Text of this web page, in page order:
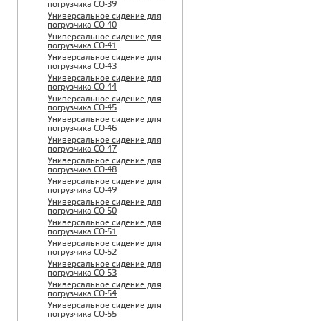
погрузчика CO-39
Универсальное сидение для
погрузчика CO-40
Универсальное сидение для
погрузчика CO-41
Универсальное сидение для
погрузчика CO-43
Универсальное сидение для
погрузчика CO-44
Универсальное сидение для
погрузчика CO-45
Универсальное сидение для
погрузчика CO-46
Универсальное сидение для
погрузчика CO-47
Универсальное сидение для
погрузчика CO-48
Универсальное сидение для
погрузчика CO-49
Универсальное сидение для
погрузчика CO-50
Универсальное сидение для
погрузчика CO-51
Универсальное сидение для
погрузчика CO-52
Универсальное сидение для
погрузчика CO-53
Универсальное сидение для
погрузчика CO-54
Универсальное сидение для
погрузчика CO-55